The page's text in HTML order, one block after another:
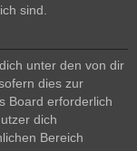
sind.
unter den von dir
dies zur
Board erforderlich
dich
Bereich